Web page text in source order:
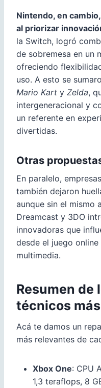
Nintendo, en
al priorizar
la Switch, logró
de sobremesa en un
ofreciendo
uso. A esto se
Mario Kart y Zelda,
intergeneracional y
un referente en
divertidas.
Otras
En paralelo,
también dejaron
aunque sin el mismo
Dreamcast y 3DO
innovadoras que
desde el juego
multimedia.
Resumen de
técnicos
Acá te damos un
más relevantes de
Xbox One: CPU
1,3 teraflops, 8